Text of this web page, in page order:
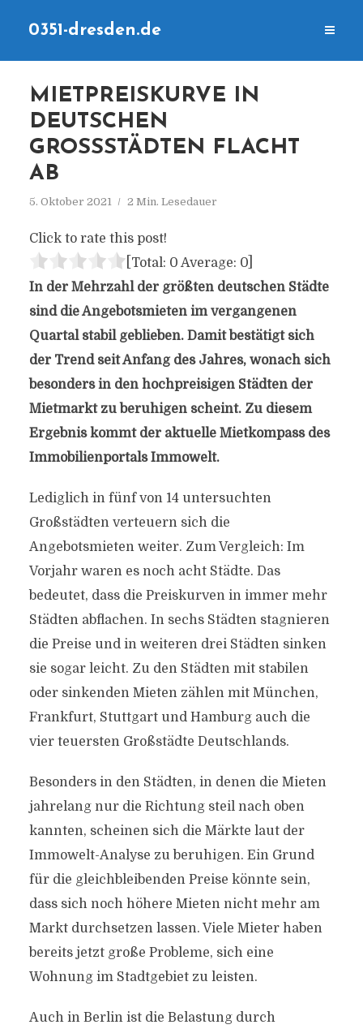
0351-dresden.de
MIETPREISKURVE IN
DEUTSCHEN
GROSSSTÄDTEN FLACHT A
B
5. Oktober 2021 2 Min. Lesedauer
Click to rate this post!
[Total: 0 Average: 0]
In der Mehrzahl der größten deutschen Städte
sind die Angebotsmieten im vergangenen
Quartal stabil geblieben. Damit bestätigt sich
der Trend seit Anfang des Jahres, wonach sich
besonders in den hochpreisigen Städten der
Mietmarkt zu beruhigen scheint. Zu diesem
Ergebnis kommt der aktuelle Mietkompass des
Immobilienportals Immowelt.
Lediglich in fünf von 14 untersuchten
Großstädten verteuern sich die
Angebotsmieten weiter. Zum Vergleich: Im
Vorjahr waren es noch acht Städte. Das
bedeutet, dass die Preiskurven in immer mehr
Städten abflachen. In sechs Städten stagnieren
die Preise und in weiteren drei Städten sinken
sie sogar leicht. Zu den Städten mit stabilen
oder sinkenden Mieten zählen mit München,
Frankfurt, Stuttgart und Hamburg auch die
vier teuersten Großstädte Deutschlands.
Besonders in den Städten, in denen die Mieten
jahrelang nur die Richtung steil nach oben
kannten, scheinen sich die Märkte laut der
Immowelt-Analyse zu beruhigen. Ein Grund
für die gleichbleibenden Preise könnte sein,
dass sich noch höhere Mieten nicht mehr am
Markt durchsetzen lassen. Viele Mieter haben
bereits jetzt große Probleme, sich eine
Wohnung im Stadtgebiet zu leisten.
Auch in Berlin ist die Belastung durch